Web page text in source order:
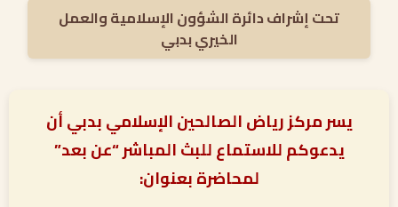
تحت إشراف دائرة الشؤون الإسلامية والعمل
الخيري بدبي
يسر مركز رياض الصالحين الإسلامي بدبي أن
يدعوكم للاستماع للبث المباشر “عن بعد”
لمحاضرة بعنوان: